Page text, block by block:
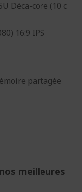
Déca-core (10 c
16:9 IPS
partagée
meilleures